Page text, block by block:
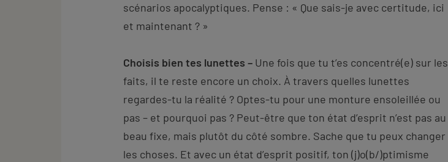
scénarios apocalyptiques. Pense : « Que sais-je avec certitude, ici
et maintenant ? »
Choisis bien tes lunettes – Une fois que tu t’es concentré(e) sur les
faits, il te reste encore un choix. À travers quelles lunettes
regardes-tu la réalité ? Optes-tu pour une monture ensoleillée ou
pas – et pourquoi pas ? Peut-être que ton état d’esprit n’est pas au
beau fixe, mais plutôt du côté sombre. Sache que tu peux changer
les choses. Et avec un état d’esprit positif, ton (j)o(b/)ptimisme